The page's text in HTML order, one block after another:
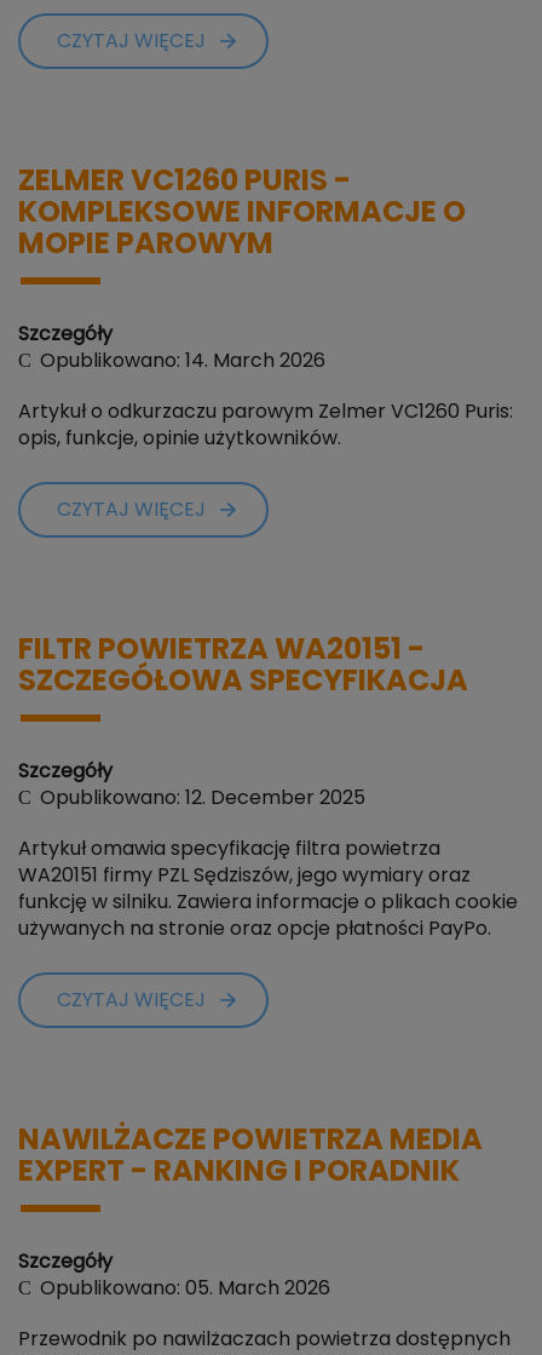
CZYTAJ WIĘCEJ
ZELMER VC1260 PURIS -
KOMPLEKSOWE INFORMACJE O
MOPIE PAROWYM
Szczegóły
Opublikowano: 14. March 2026
Artykuł o odkurzaczu parowym Zelmer VC1260 Puris:
opis, funkcje, opinie użytkowników.
CZYTAJ WIĘCEJ
FILTR POWIETRZA WA20151 -
SZCZEGÓŁOWA SPECYFIKACJA
Szczegóły
Opublikowano: 12. December 2025
Artykuł omawia specyfikację filtra powietrza
WA20151 firmy PZL Sędziszów, jego wymiary oraz
funkcję w silniku. Zawiera informacje o plikach cookie
używanych na stronie oraz opcje płatności PayPo.
CZYTAJ WIĘCEJ
NAWILŻACZE POWIETRZA MEDIA
EXPERT - RANKING I PORADNIK
Szczegóły
Opublikowano: 05. March 2026
Przewodnik po nawilżaczach powietrza dostępnych